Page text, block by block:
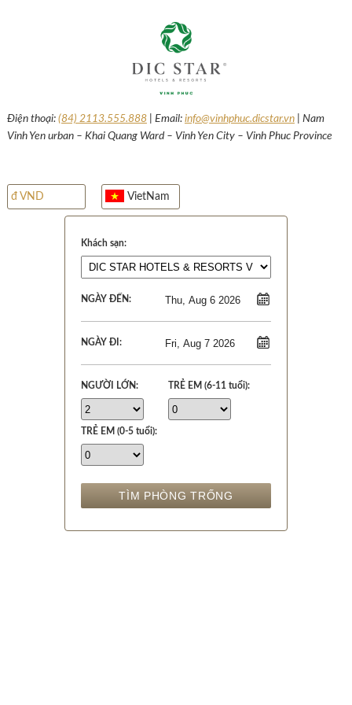
Điện thoại: (84) 2113.555.888| Email: info@vinhphuc.dicstar.vn| Nam
Vinh Yen urban – Khai Quang Ward – Vinh Yen City – Vinh Phuc Province
đ VND VietNam
Khách sạn:
NGÀY ĐẾN:
NGÀY ĐI:
NGƯỜI LỚN: TRẺ EM (6-11 tuổi):
TRẺ EM (0-5 tuổi):